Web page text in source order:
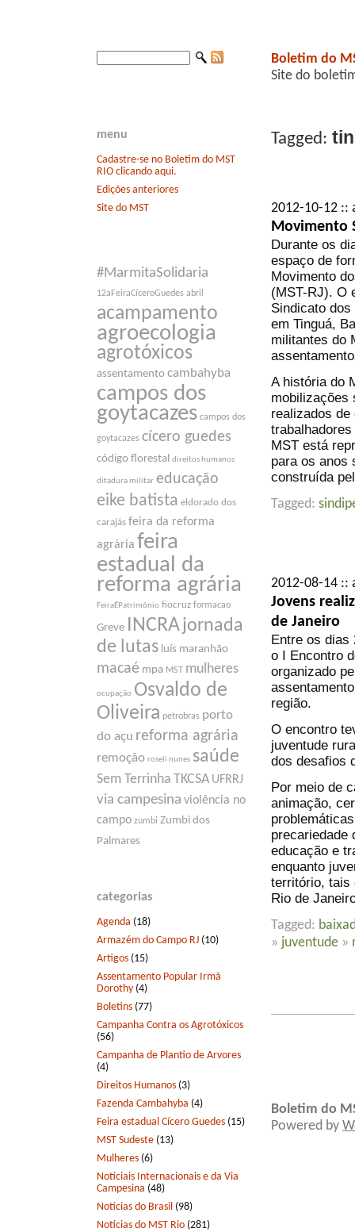
menu
Cadastre-se no Boletim do MST
RIO clicando aqui.
Edições anteriores
Site do MST
#MarmitaSolidaria
12aFeiraCíceroGuedes abril
acampamento
agroecologia
agrotóxicos
assentamento cambahyba
campos dos
goytacazes campos dos
goytacazes cícero guedes
código florestal direitos humanos
ditadura militar educação
eike batista eldorado dos
carajás feira da reforma
agrária feira
estadual da
reforma agrária
FeiraÉPatrimônio fiocruz formacao
Greve INCRA jornada
de lutas luís maranhão
macaé mpa MST mulheres
ocupação Osvaldo de
Oliveira petrobras porto
do açu reforma agrária
remoção roseli nunes saúde
Sem Terrinha TKCSA UFRRJ
via campesina violência no
campo zumbi Zumbi dos
Palmares
categorias
Agenda (18)
Armazém do Campo RJ (10)
Artigos (15)
Assentamento Popular Irmã
Dorothy (4)
Boletins (77)
Campanha Contra os Agrotóxicos
(56)
Campanha de Plantio de Arvores
(4)
Direitos Humanos (3)
Fazenda Cambahyba (4)
Feira estadual Cícero Guedes (15)
MST Sudeste (13)
Mulheres (6)
Notíciais Internacionais e da Via
Campesina (48)
Notícias do Brasil (98)
Notícias do MST Rio (281)
Boletim do
Site do
Tagged:
2012-10-12
Movimento
Durante os
espaço de
Movimento
(MST-RJ). O
Sindicato
em Tinguá,
militantes do
A história do
mobilizações
realizados
MST está
para os anos
construída
Tagged:
2012-08-14
Jovens
de Janeiro
Entre os dias
o I Encontro
organizado
região.
O encontro
juventude
dos desafios
Por meio de
animação,
precariedade
educação e
enquanto
território, tais
Rio de
Tagged:
» juventude »
Boletim do
Powered by